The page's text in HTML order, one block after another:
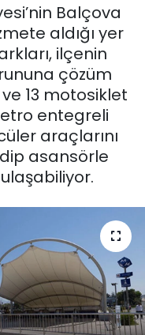
Balçova
aldığı yer
ilçenin
çözüm
13 motosiklet
entegreli
araçlarını
asansörle